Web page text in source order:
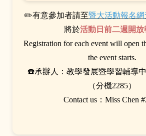
✏️有意參加者請至暨大活動報名網
將於活動日前二週開放
Registration for each event will open
the event starts.
☎️承辦人：教學發展暨學習輔導
（分機2285）
Contact us：Miss Chen